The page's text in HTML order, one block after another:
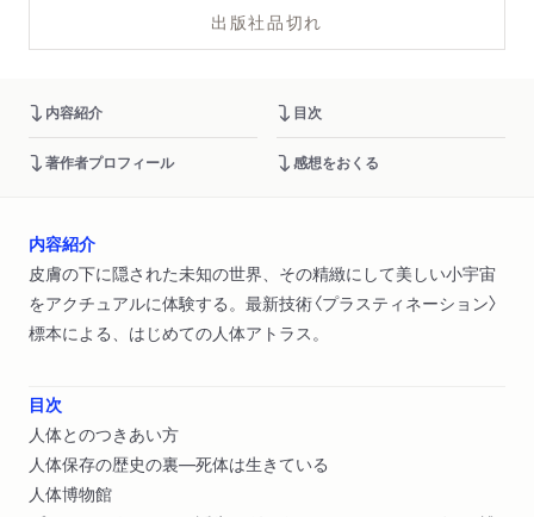
出版社品切れ
内容紹介 目次
著作者プロフィール 感想をおくる
内容紹介
皮膚の下に隠された未知の世界、その精緻にして美しい小宇宙
をアクチュアルに体験する。最新技術〈プラスティネーション〉
標本による、はじめての人体アトラス。
目次
人体とのつきあい方
人体保存の歴史の裏―死体は生きている
人体博物館